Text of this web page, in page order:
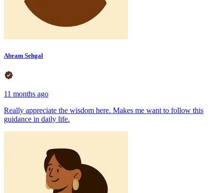
Abram Sehgal
11 months ago
Really appreciate the wisdom here. Makes me want to follow this
guidance in daily life.